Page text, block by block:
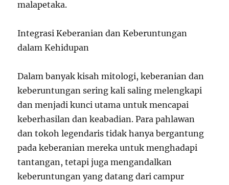
malapetaka.
Integrasi Keberanian dan Keberuntungan
dalam Kehidupan
Dalam banyak kisah mitologi, keberanian dan
keberuntungan sering kali saling melengkapi
dan menjadi kunci utama untuk mencapai
keberhasilan dan keabadian. Para pahlawan
dan tokoh legendaris tidak hanya bergantung
pada keberanian mereka untuk menghadapi
tantangan, tetapi juga mengandalkan
keberuntungan yang datang dari campur